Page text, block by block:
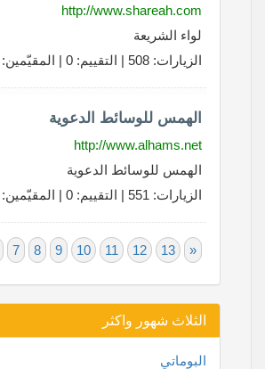
http://www.shareah.com
لواء الشريعة
الزيارات: 508 | التقييم: 0 | المقيّمين: 0
الهمس للوسائط الدعوية
http://www.alhams.net
الهمس للوسائط الدعوية
الزيارات: 551 | التقييم: 0 | المقيّمين: 0
9 10 11 12 13
الثلاث شهور واكثر
البوماتي